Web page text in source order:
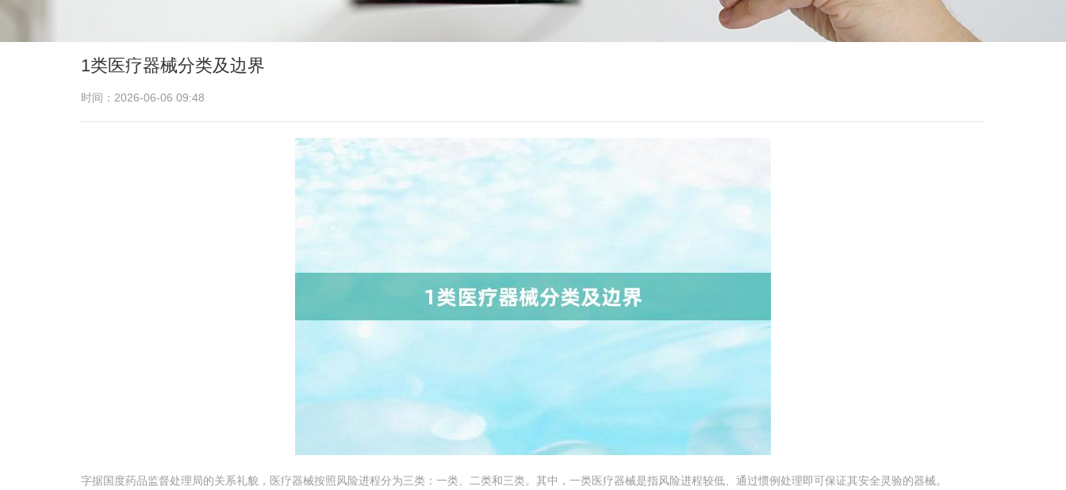
1类医疗器械分类及边界
时间：2026-06-06 09:48
字据国度药品监督处理局的关系礼貌，医疗器械按照风险进程分为三类：一类、二类和三类。其中，一类医疗器械是指风险进程较低、通过惯例处理即可保证其安全灵验的器械。